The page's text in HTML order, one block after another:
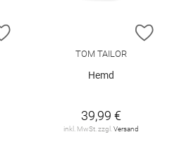
ZUR WUNSCHLISTE HINZUFÜGEN
ZUR
TOM TAILOR
Hemd
39,99 €
inkl. MwSt. zzgl. Versand